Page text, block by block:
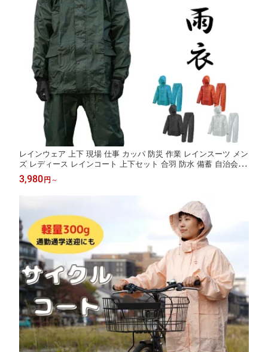
レインウェア 上下 現場 仕事 カッパ 防災 作業 レインスーツ メン
ズ レディース レインコート 上下セット 合羽 防水 備蓄 自治会 ア
ウトドア キャンプ 林間学校 通勤 通学 かっぱ 雨合羽 ワーク プロ
裏メッシュ ヘルメット対応フード 梅雨
3,980 円 ～